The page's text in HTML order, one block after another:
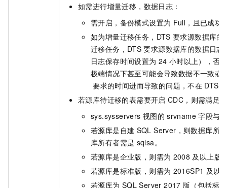
如需进行增量迁移，数据日志：
需开启，备份模式设置为 Full，且已成功
如为增量迁移任务，DTS 要求源数据库的
迁移任务，DTS 要求源数据库的数据日志
日志保存时间设置为 24 小时以上），否则
极端情况下甚至可能会导致数据不一致或
要求的时间进而导致的问题，不在 DTS
若源库待迁移的表需要开启 CDC，则需满足
sys.sysservers 视图的 srvname 字段与
若源库是自建 SQL Server，则数据库所
库所有者需是 sqlsa。
若源库是企业版，则需为 2008 及以上版
若源库是标准版，则需为 2016SP1 及以
若源库为 SQL Server 2017 版（包括标